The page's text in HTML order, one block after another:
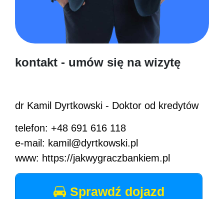
kontakt - umów się na wizytę
dr Kamil Dyrtkowski - Doktor od kredytów
telefon: +48 691 616 118
e-mail: kamil@dyrtkowski.pl
www: https://jakwygraczbankiem.pl
Sprawdź dojazd